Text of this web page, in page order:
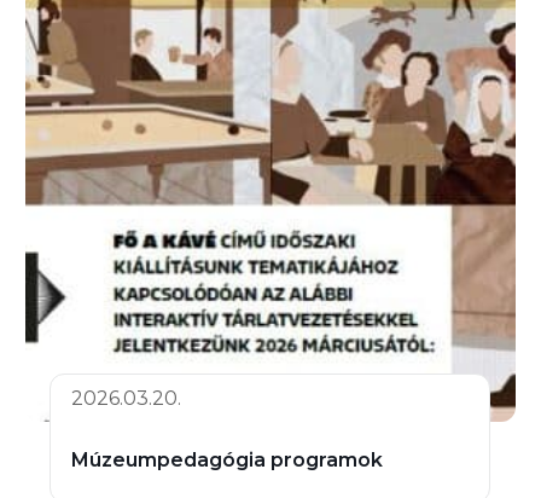
2026.03.20.
Múzeumpedagógia programok